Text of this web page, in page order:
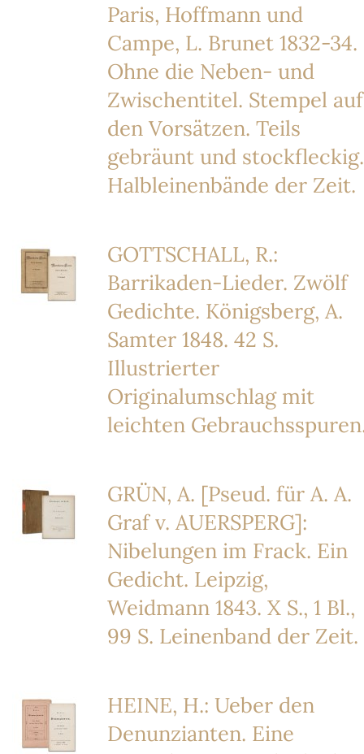
Paris, Hoffmann und
Campe, L. Brunet 1832-34.
Ohne die Neben- und
Zwischentitel. Stempel auf
den Vorsätzen. Teils
gebräunt und stockfleckig.
Halbleinenbände der Zeit.
GOTTSCHALL, R.:
Barrikaden-Lieder. Zwölf
Gedichte. Königsberg, A.
Samter 1848. 42 S.
Illustrierter
Originalumschlag mit
leichten
GRÜN, A. [Pseud. für A. A.
Graf v. AUERSPERG]:
Nibelungen im Frack. Ein
Gedicht. Leipzig,
Weidmann 1843. X S., 1 Bl.,
99 S. Leinenband der Zeit.
HEINE, H.: Ueber den
Denunzianten. Eine